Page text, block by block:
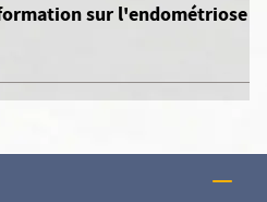
sur l'endométriose